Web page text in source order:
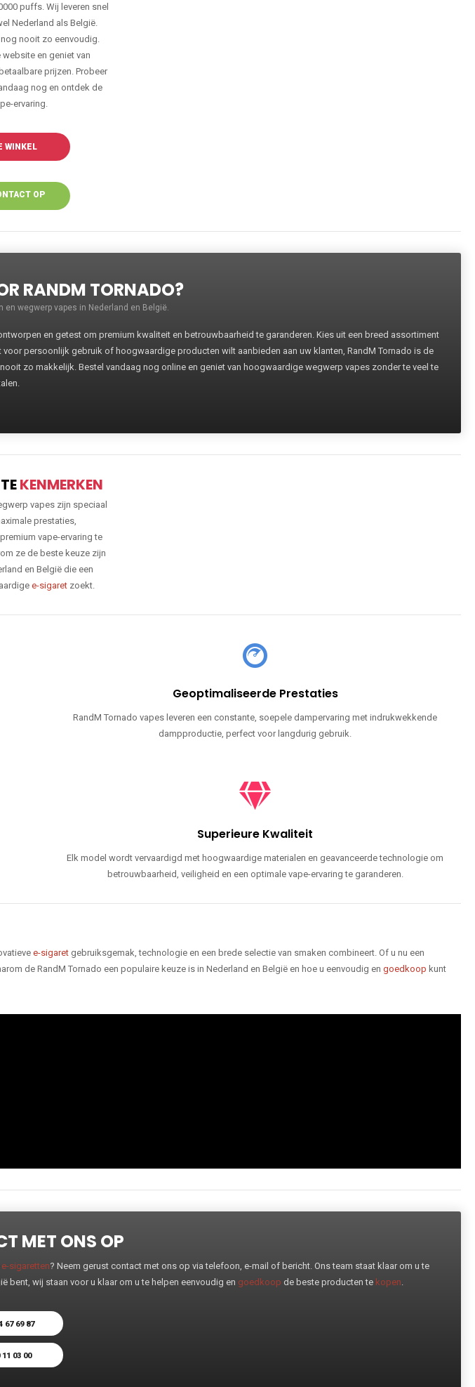
puffs. Wij leveren snel
Nederland als België.
nooit zo eenvoudig.
en geniet van
prijzen. Probeer
nog en ontdek de
ervaring.
WINKEL
OP
RANDM TORNADO?
wegwerp vapes in Nederland en België.
en getest om premium kwaliteit en betrouwbaarheid te garanderen. Kies uit een breed assortiment
persoonlijk gebruik of hoogwaardige producten wilt aanbieden aan uw klanten, RandM Tornado is de
zo makkelijk. Bestel vandaag nog online en geniet van hoogwaardige wegwerp vapes zonder te veel te
KENMERKEN
vapes zijn speciaal
prestaties,
vape-ervaring te
ze de beste keuze zijn
en België die een
e-sigaretzoekt.
Geoptimaliseerde Prestaties
RandM Tornado vapes leveren een constante, soepele dampervaring met indrukwekkende
dampproductie, perfect voor langdurig gebruik.
Superieure Kwaliteit
Elk model wordt vervaardigd met hoogwaardige materialen en geavanceerde technologie om
betrouwbaarheid, veiligheid en een optimale vape-ervaring te garanderen.
e-sigaret gebruiksgemak, technologie en een brede selectie van smaken combineert. Of u nu een
de RandM Tornado een populaire keuze is in Nederland en België en hoe u eenvoudig en goedkoop kunt
MET ONS OP
e-sigaretten? Neem gerust contact met ons op via telefoon, e-mail of bericht. Ons team staat klaar om u te
bent, wij staan voor u klaar om u te helpen eenvoudig en goedkoop de beste producten te kopen.
67 69 87
11 03 00